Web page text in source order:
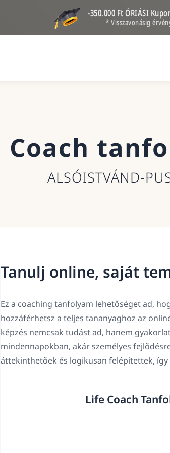
-350.000 Ft ÓRIÁSI
* Visszavonásig
Coach
ALSÓISTVÁND-
Tanulj online, saját
Ez a coaching tanfolyam lehetőséget ad,
hozzáférhetsz a teljes tananyaghoz az
képzés nemcsak tudást ad, hanem
mindennapokban, akár személyes
áttekinthetőek és logikusan felépítettek,
Life Coach